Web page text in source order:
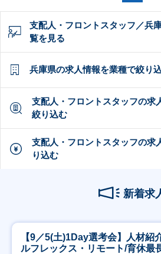
支配人・フロントスタッフ／兵
覧を見る
兵庫県の求人情報を業種で絞り
支配人・フロントスタッフの求
絞り込む
支配人・フロントスタッフの求
り込む
新着求
【9／5(土)1Day選考会】人材紹
ルフレックス・リモート/育休最